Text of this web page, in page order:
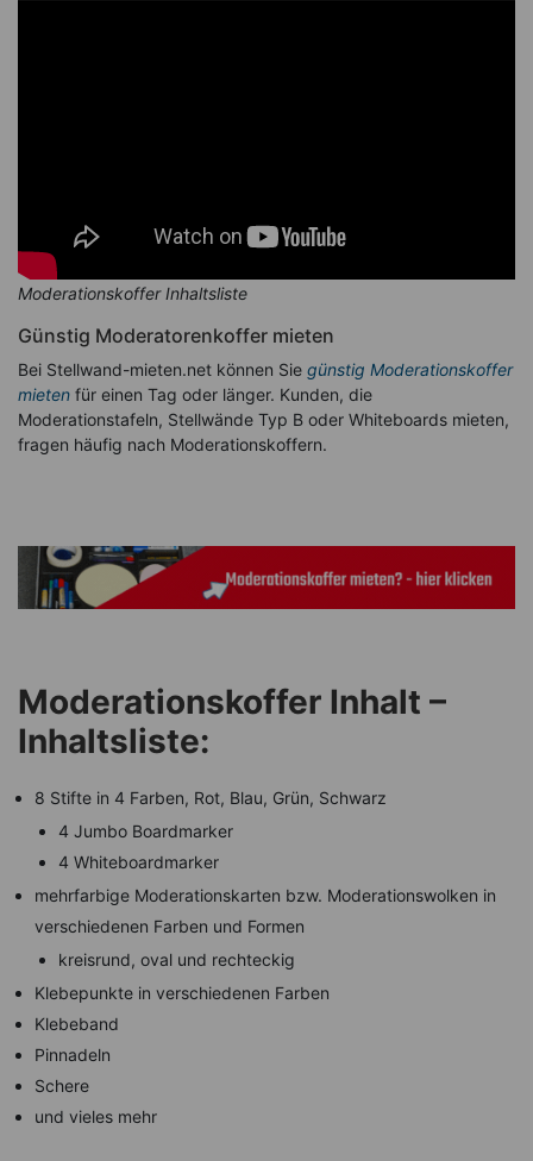
Moderationskoffer Inhaltsliste
Günstig Moderatorenkoffer mieten
Bei Stellwand-mieten.net können Sie günstig Moderationskoffer
mieten für einen Tag oder länger. Kunden, die
Moderationstafeln, Stellwände Typ B oder Whiteboards mieten,
fragen häufig nach Moderationskoffern.
Moderationskoffer Inhalt –
Inhaltsliste:
8 Stifte in 4 Farben, Rot, Blau, Grün, Schwarz
4 Jumbo Boardmarker
4 Whiteboardmarker
mehrfarbige Moderationskarten bzw. Moderationswolken in
verschiedenen Farben und Formen
kreisrund, oval und rechteckig
Klebepunkte in verschiedenen Farben
Klebeband
Pinnadeln
Schere
und vieles mehr